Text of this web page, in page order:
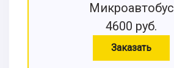
Микроавтобус
4600 руб.
Заказать